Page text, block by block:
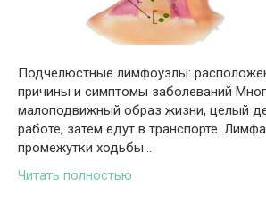
Подчелюстные лимфоузлы:
причины и симптомы заболеваний
малоподвижный образ жизни, целый
работе, затем едут в транспорте.
промежутки ходьбы…
Читать полностью